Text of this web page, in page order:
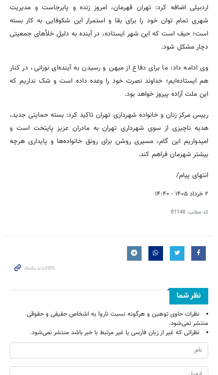
اردبیلی اضافه کرد: تهران قهرمان، امروز زنده و پابرجاست و مدیریت
شهری تمام توان خود را برای بقا و استمرار این شکوفایی به کار بسته
است؛ حیف است که این شهر ایستاده، در آینده به دلیل خلأهای جمعیتی
دچار مشکل شود.
وی ادامه داد: ما برای دفاع از میهن و رسیدن به آینده‌ای نورانی، در کنار
هم ایستاده‌ایم؛ خداوند نصرت خود را وعده داده است و شک نداریم که
این ملت آزاده پیروز خواهد بود.
رییس مرکز زنان و خانواده شهرداری تهران تاکید کرد: بسته حمایتی جدید،
هدیه ناچیزی از سوی شهرداری تهران به مادران عزیز پایتخت است و
امیدواریم این گام، مسیری روشن برای رونق خانواده‌ها و پایداری هرچه
بیشتر شهرمان فراهم کند.
انتهای پیام/
۲ خرداد ۱۴۰۵ - ۱۴:۴۰
کد مطلب: 81148
نظر شما
نظرات حاوی توهین و هرگونه نسبت ناروا به اشخاص حقیقی و حقوقی
منتشر نمی‌شود.
نظراتی که غیر از زبان فارسی یا غیر مرتبط با خبر باشد منتشر نمی‌شود.